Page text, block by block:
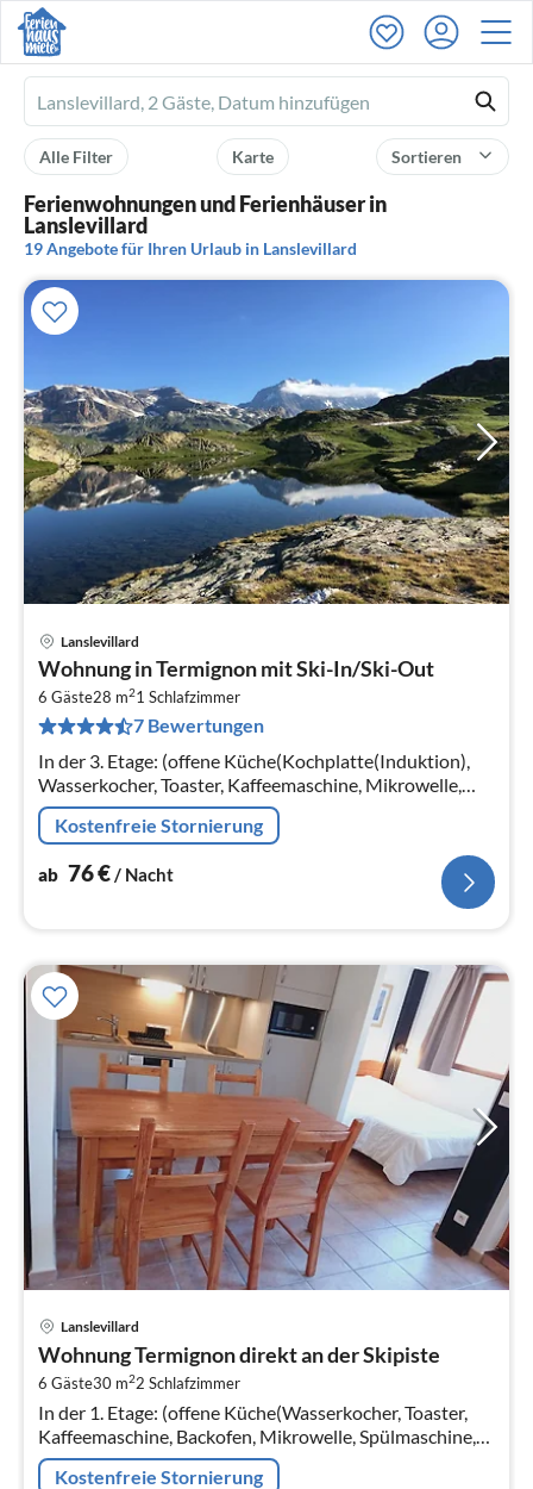
Ferienhausmiete
logo
Sortieren
Karte
Alle Filter
Ferienwohnungen und Ferienhäuser in
Lanslevillard
19 Angebote für Ihren Urlaub in Lanslevillard
Lanslevillard
Wohnung in Termignon mit Ski-In/Ski-Out
6 Gäste28 m21 Schlafzimmer
7 Bewertungen
In der 3. Etage: (offene Küche(Kochplatte(Induktion),
Wasserkocher, Toaster, Kaffeemaschine, Mikrowelle,
Spülmaschine, Kühlschrank, Tiefkühlschrank, (), )
Kostenfreie Stornierung
ab 76€/ Nacht
Lanslevillard
Wohnung Termignon direkt an der Skipiste
6 Gäste30 m22 Schlafzimmer
In der 1. Etage: (offene Küche(Wasserkocher, Toaster,
Kaffeemaschine, Backofen, Mikrowelle, Spülmaschine,
Kühlschrank, elektrische Kochplatten, ())
Kostenfreie Stornierung